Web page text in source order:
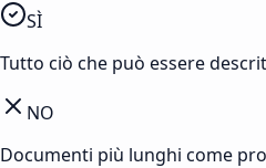
SÌ
Tutto ciò che può essere
NO
Documenti più lunghi come